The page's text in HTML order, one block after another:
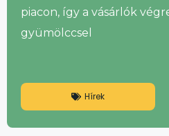
piacon, így a vásárlók
gyümölccsel
Hírek